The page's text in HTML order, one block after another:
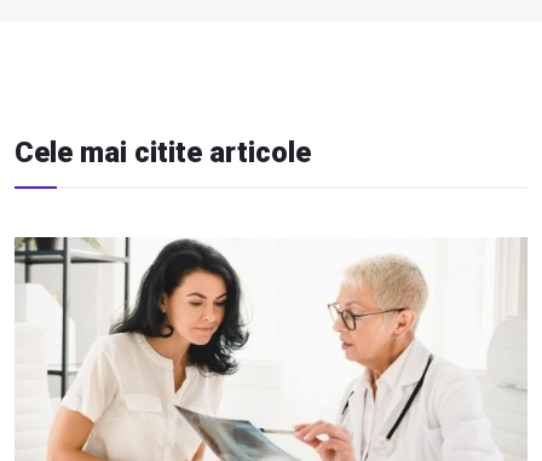
Cele mai citite articole